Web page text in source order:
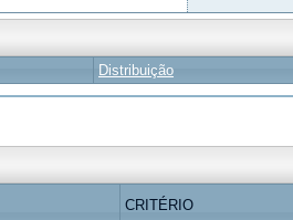
Distribuição
CRITÉRIO